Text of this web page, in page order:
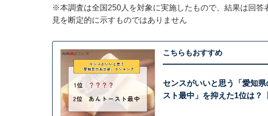
※本調査は全国250人を対象に実施したもので、結果は回答
見を断定的に示すものではありません
こちらもおすすめ
センスがいいと思う「愛知
スト最中」を抑えた1位は？